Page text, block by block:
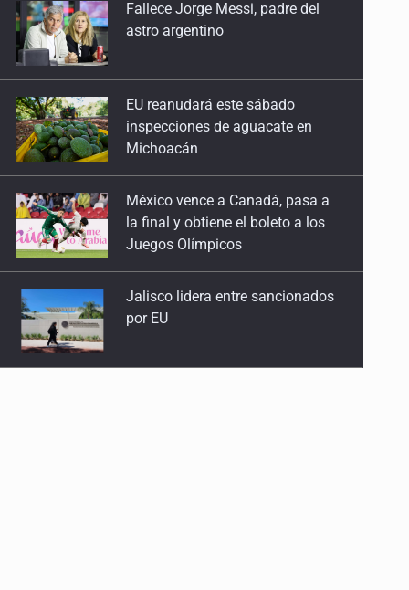
28 de Julio de 2026
Quinto Patio
27 de Julio de 2026
Quinto Patio
Quinto Patio
24 de Julio de 2026
Quinto Patio
23 de Julio de 2026
EU reanudará este sábado
inspecciones de aguacate en
México vence a Canadá, pasa a
la final y obtiene el boleto a los
Juegos Olímpicos
Jalisco lidera entre sancionados
por EU
Exigen con protesta
atender desaparición de menores